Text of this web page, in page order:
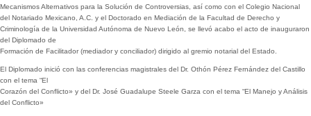
Mecanismos Alternativos para la Solución de Controversias, así como con el Colegio Nacional
del Notariado Mexicano, A.C. y el Doctorado en Mediación de la Facultad de Derecho y
Criminología de la Universidad Autónoma de Nuevo León, se llevó acabo el acto de inauguraron
del Diplomado de
Formación de Facilitador (mediador y conciliador) dirigido al gremio notarial del Estado.
El Diplomado inició con las conferencias magistrales del Dr. Othón Pérez Fernández del Castillo
con el tema “El
Corazón del Conflicto» y del Dr. José Guadalupe Steele Garza con el tema “El Manejo y Análisis
del Conflicto»